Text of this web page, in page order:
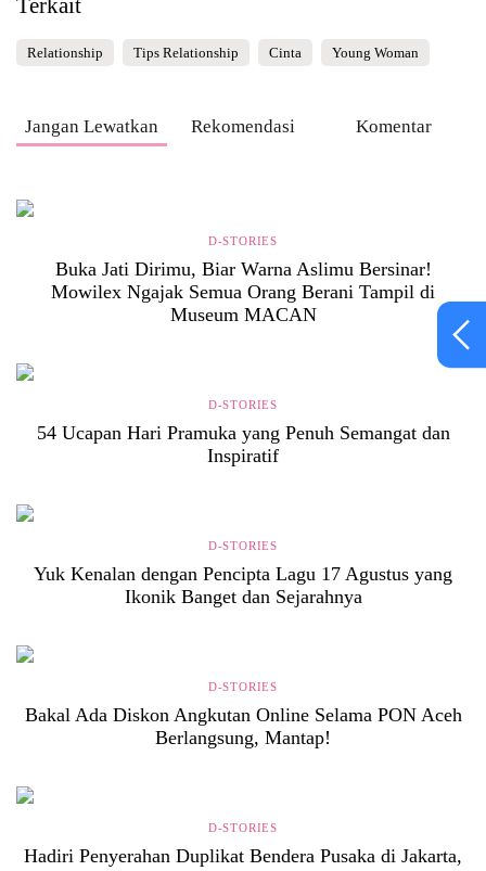
Terkait
Relationship Tips Relationship Cinta Young Woman
Jangan Lewatkan Rekomendasi Komentar
D-STORIES
Buka Jati Dirimu, Biar Warna Aslimu Bersinar!
Mowilex Ngajak Semua Orang Berani Tampil di
Museum MACAN
D-STORIES
54 Ucapan Hari Pramuka yang Penuh Semangat dan
Inspiratif
D-STORIES
Yuk Kenalan dengan Pencipta Lagu 17 Agustus yang
Ikonik Banget dan Sejarahnya
D-STORIES
Bakal Ada Diskon Angkutan Online Selama PON Aceh
Berlangsung, Mantap!
D-STORIES
Hadiri Penyerahan Duplikat Bendera Pusaka di Jakarta,